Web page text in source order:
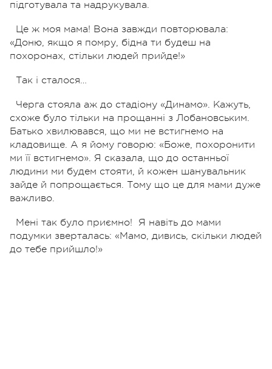
підготувала та надрукувала.
Це ж моя мама! Вона завжди повторювала:
«Доню, якщо я помру, бідна ти будеш на
похоронах, стільки людей прийде!»
Так і сталося…
Черга стояла аж до стадіону «Динамо». Кажуть,
схоже було тільки на прощанні з Лобановським.
Батько хвилювався, що ми не встигнемо на
кладовище. А я йому говорю: «Боже, похоронити
ми її встигнемо». Я сказала, що до останньої
людини ми будем стояти, й кожен шанувальник
зайде й попрощається. Тому що це для мами дуже
важливо.
Мені так було приємно!
Я навіть до мами
подумки зверталась: «Мамо, дивись, скільки людей
до тебе прийшло!»